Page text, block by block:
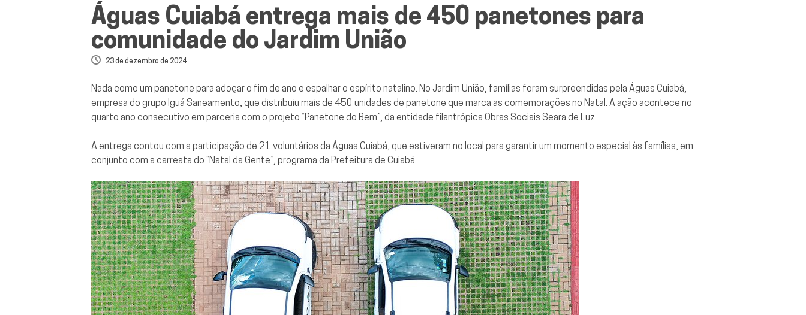
Águas Cuiabá entrega mais de 450 panetones para
comunidade do Jardim União
23 de dezembro de 2024
Nada como um panetone para adoçar o fim de ano e espalhar o espírito natalino. No Jardim União, famílias foram surpreendidas pela Águas Cuiabá,
empresa do grupo Iguá Saneamento, que distribuiu mais de 450 unidades de panetone que marca as comemorações no Natal. A ação acontece no
quarto ano consecutivo em parceria com o projeto “Panetone do Bem”, da entidade filantrópica Obras Sociais Seara de Luz.
A entrega contou com a participação de 21 voluntários da Águas Cuiabá, que estiveram no local para garantir um momento especial às famílias, em
conjunto com a carreata do “Natal da Gente”, programa da Prefeitura de Cuiabá.